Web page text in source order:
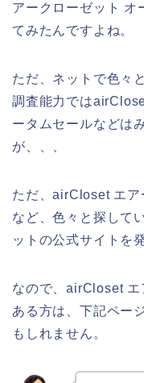
アークローゼット オ
てみたんですよね。
ただ、ネットで色々
調査能力では
ータムセールなどは
が、、、
ただ、airCloset エア
など、色々と探して
ットの公式サイトを
なので、airCloset エ
ある方は、下記ペー
もしれません。